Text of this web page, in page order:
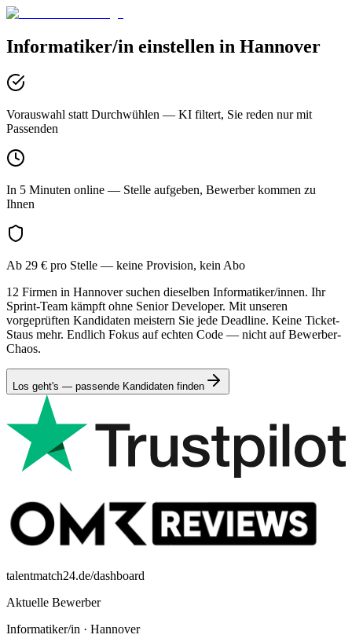
Informatiker/in einstellen in Hannover
Vorauswahl statt Durchwühlen — KI filtert, Sie reden nur mit
Passenden
In 5 Minuten online — Stelle aufgeben, Bewerber kommen zu
Ihnen
Ab 29 € pro Stelle — keine Provision, kein Abo
12 Firmen in Hannover suchen dieselben Informatiker/innen. Ihr
Sprint-Team kämpft ohne Senior Developer. Mit unseren
vorgeprüften Kandidaten meistern Sie jede Deadline. Keine Ticket-
Staus mehr. Endlich Fokus auf echten Code — nicht auf Bewerber-
Chaos.
Los geht's — passende Kandidaten finden
talentmatch24.de/dashboard
Aktuelle Bewerber
Informatiker/in · Hannover